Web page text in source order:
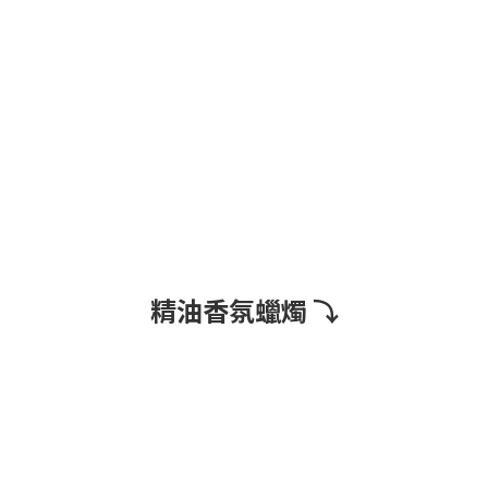
精油香氛蠟燭 ⤵